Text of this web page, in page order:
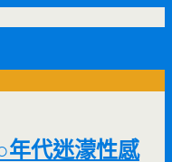
年代迷濛性感